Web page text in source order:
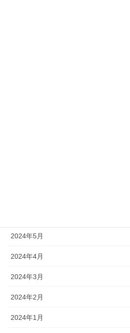
2024年5月
2024年4月
2024年3月
2024年2月
2024年1月